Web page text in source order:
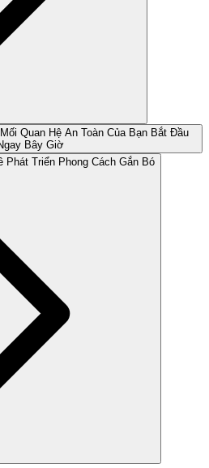
Quan Hệ An Toàn Của Bạn Bắt Đầu
Bây Giờ
Phát Triển Phong Cách Gắn Bó